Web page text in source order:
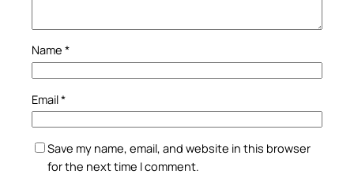
Name *
Email*
Save my name, email, and website in this browser
for the next time I comment.